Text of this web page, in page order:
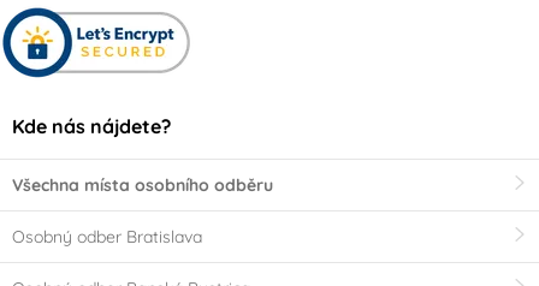
Kde nás nájdete?
Všechna místa osobního odběru
Osobný odber Bratislava